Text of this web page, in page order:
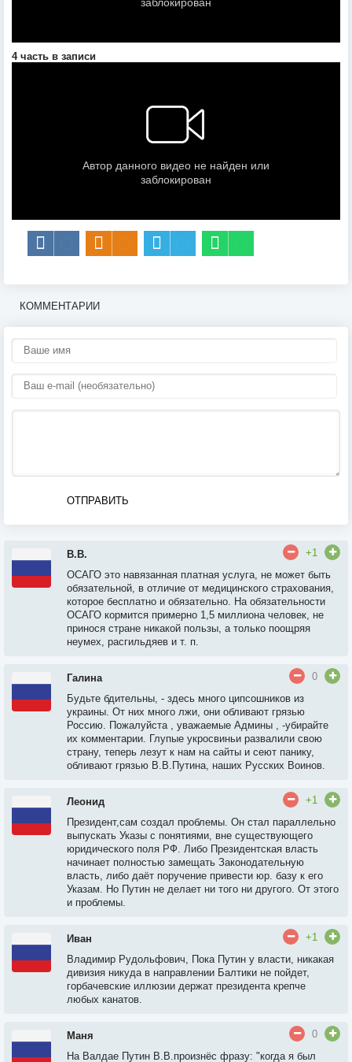
4 часть в записи
КОММЕНТАРИИ
ОТПРАВИТЬ
В.В.
+1
ОСАГО это навязанная платная услуга, не может быть
обязательной, в отличие от медицинского страхования,
которое бесплатно и обязательно. На обязательности
ОСАГО кормится примерно 1,5 миллиона человек, не
принося стране никакой пользы, а только поощряя
неумех, расгильдяев и т. п.
Галина
0
Будьте бдительны, - здесь много ципсошников из
украины. От них много лжи, они обливают грязью
Россию. Пожалуйста , уважаемые Админы , -убирайте
их комментарии. Глупые укросвиньи развалили свою
страну, теперь лезут к нам на сайты и сеют панику,
обливают грязью В.В.Путина, наших Русских Воинов.
Леонид
+1
Президент,сам создал проблемы. Он стал параллельно
выпускать Указы с понятиями, вне существующего
юридического поля РФ. Либо Президентская власть
начинает полностью замещать Законодательную
власть, либо даёт поручение привести юр. базу к его
Указам. Но Путин не делает ни того ни другого. От этого
и проблемы.
Иван
+1
Владимир Рудольфович, Пока Путин у власти, никакая
дивизия никуда в направлении Балтики не пойдет,
горбачевские иллюзии держат президента крепче
любых канатов.
Маня
0
На Валдае Путин В.В.произнёс фразу: "когда я был